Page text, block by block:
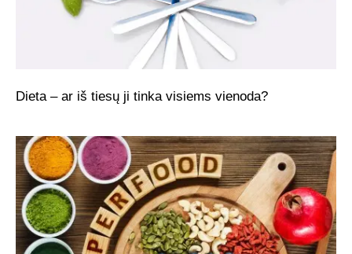
Dieta – ar iš tiesų ji tinka visiems vienoda?